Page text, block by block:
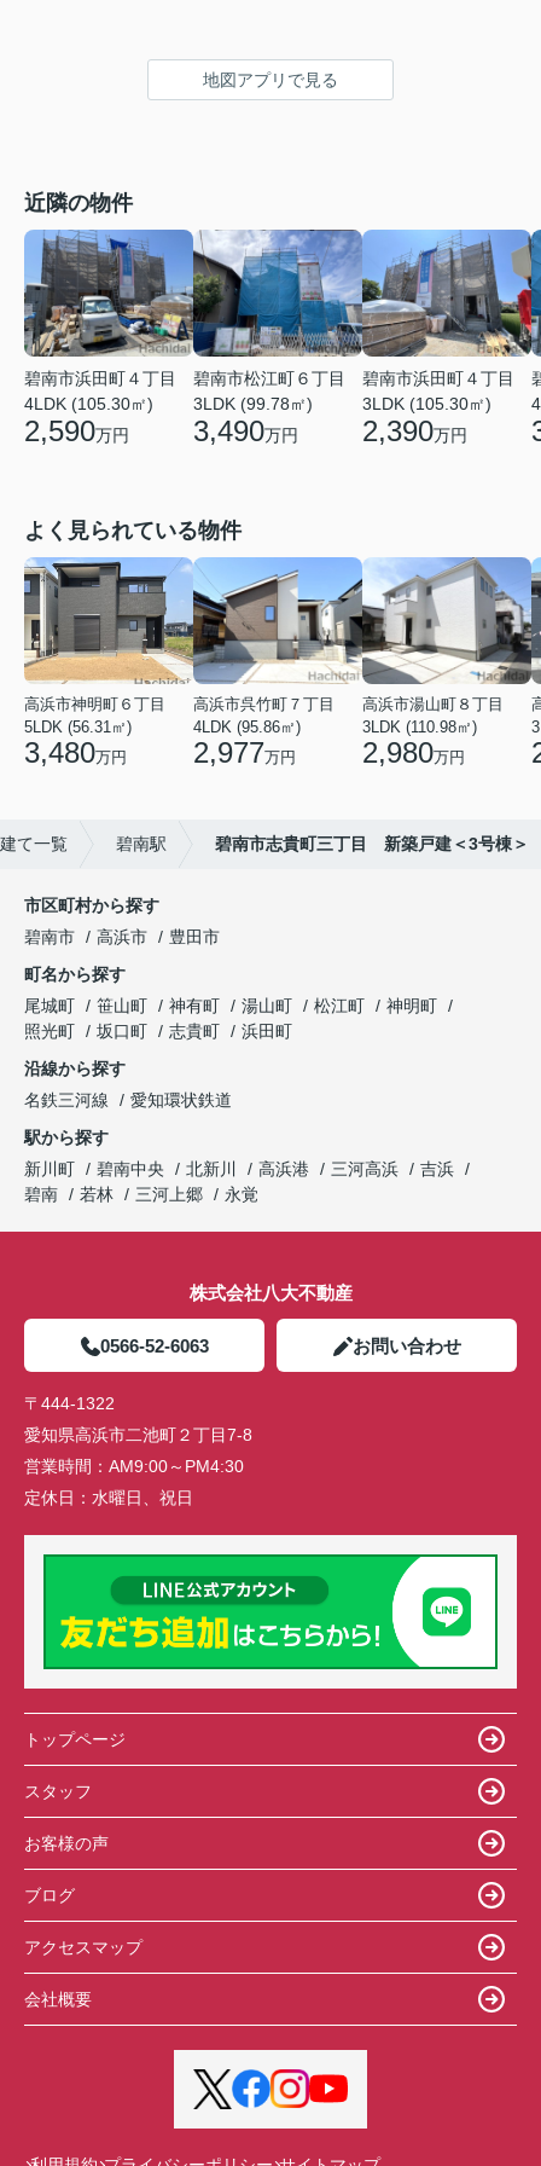
地図アプリで見る
近隣の物件
碧南市浜田町４丁目
4LDK (105.30㎡)
2,590万円
碧南市松江町６丁目
3LDK (99.78㎡)
3,490万円
碧南市浜田町４丁目
3LDK (105.30㎡)
2,390万円
よく見られている物件
高浜市神明町６丁目
5LDK (56.31㎡)
3,480万円
高浜市呉竹町７丁目
4LDK (95.86㎡)
2,977万円
高浜市湯山町８丁目
3LDK (110.98㎡)
2,980万円
て一覧 碧南駅 碧南市志貴町三丁目 新築戸建＜3号棟＞
市区町村から探す
碧南市
高浜市
豊田市
町名から探す
尾城町
笹山町 神有町 湯山町 松江町
神明町
照光町
坂口町 志貴町
浜田町
沿線から探す
名鉄三河線
愛知環状鉄道
駅から探す
新川町
碧南中央 北新川 高浜港 三河高浜
吉浜
碧南
若林 三河上郷 永覚
株式会社八大不動産
0566-52-6063 お問い合わせ
〒444-1322
愛知県高浜市二池町２丁目7-8
営業時間： AM9:00～PM4:30
定休日： 水曜日、祝日
トップページ
スタッフ
お客様の声
ブログ
アクセスマップ
会社概要